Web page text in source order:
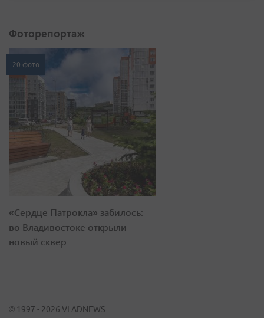
Фоторепортаж
20 фото
«Сердце Патрокла» забилось:
во Владивостоке открыли
новый сквер
© 1997 - 2026 VLADNEWS